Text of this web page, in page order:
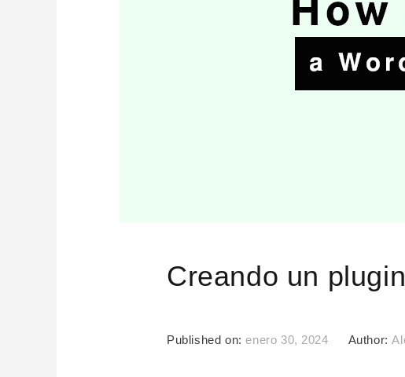
Creando un
Published on:enero 30, 2024 Author: